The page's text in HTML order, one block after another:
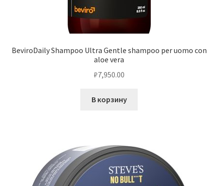
BeviroDaily Shampoo Ultra Gentle shampoo per uomo con
aloe vera
₽7,950.00
В корзину